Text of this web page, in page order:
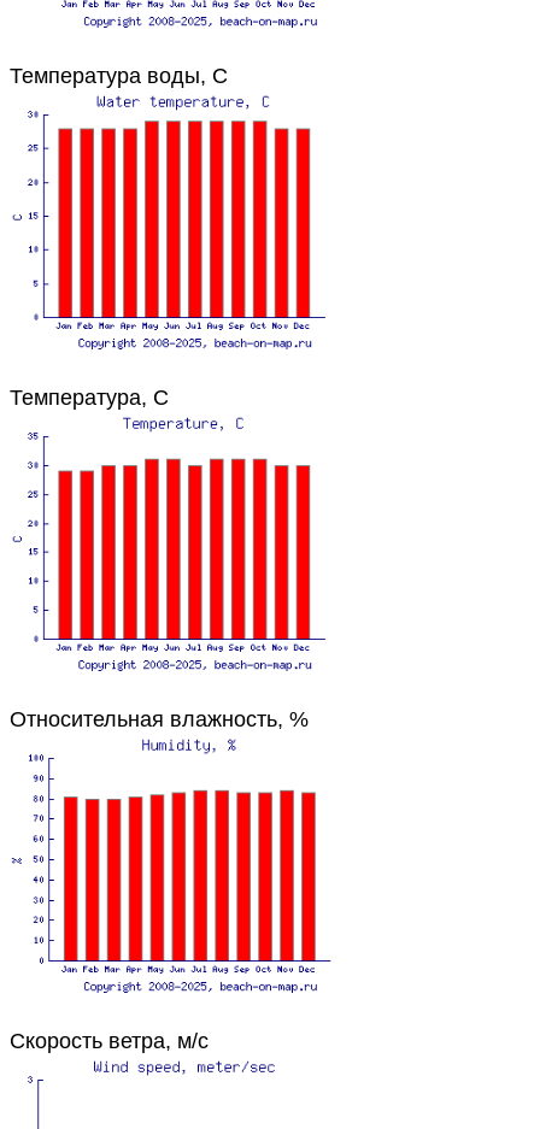
Температура воды, C
Температура, C
Относительная влажность, %
Скорость ветра, м/с